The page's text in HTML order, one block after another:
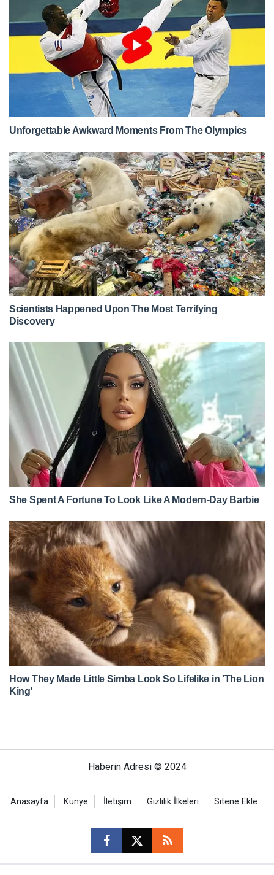
Haberin Adresi © 2024
Anasayfa Künye İletişim Gizlilik İlkeleri Sitene Ekle